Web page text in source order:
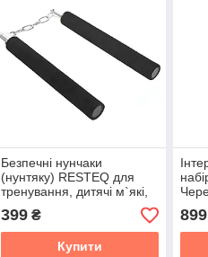
Безпечні нунчаки
(нунтяку) RESTEQ для
тренування, дитячі м`які,
Нунчаки з безпечним
покриттям Чорні
399₴
Купити
899